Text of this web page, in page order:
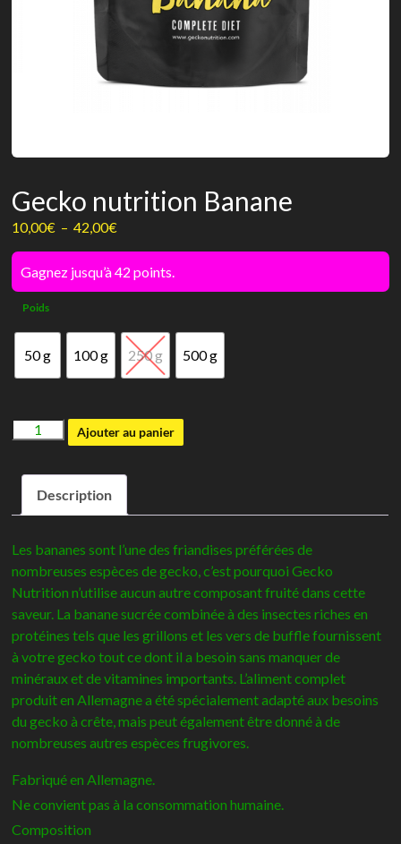
Gecko nutrition Banane
10,00€ – 42,00€
de
prix :
10,00€
42,00€
Gagnez jusqu’à 42 points.
Poids
50 g 100 g 250 g 500 g
quantité
Gecko
nutrition
Banane
Ajouter au panier
Description
Les bananes sont l’une des friandises préférées de
nombreuses espèces de gecko, c’est pourquoi Gecko
Nutrition n’utilise aucun autre composant fruité dans cette
saveur. La banane sucrée combinée à des insectes riches en
protéines tels que les grillons et les vers de buffle fournissent
à votre gecko tout ce dont il a besoin sans manquer de
minéraux et de vitamines importants. L’aliment complet
produit en Allemagne a été spécialement adapté aux besoins
du gecko à crête, mais peut également être donné à de
nombreuses autres espèces frugivores.
Fabriqué en Allemagne.
Ne convient pas à la consommation humaine.
Composition